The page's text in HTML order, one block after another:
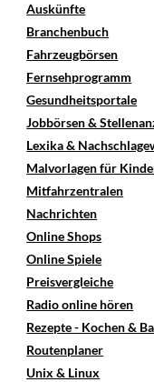
Auskünfte
Branchenbuch
Fahrzeugbörsen
Fernsehprogramm
Gesundheitsportale
Jobbörsen &
Lexika &
Malvorlagen für
Mitfahrzentralen
Nachrichten
Online Shops
Online Spiele
Preisvergleiche
Radio online hören
Rezepte - Kochen &
Routenplaner
Unix & Linux